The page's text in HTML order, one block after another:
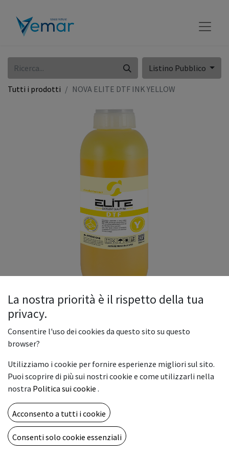
Listino Pubblico
Tutti i prodotti NOVA ELITE DTF INK YELLOW
NOVA ELITE DTF INK YELLOW
L’inchiostro pigmentato a base acqua ELITE-DTF, pensato
sia su capi chiari che su capi scuri.
Una volta fissato produce un’immagine estremamente
resistente e con una lunga durata ai lavaggi.
100,00€
La nostra priorità è il rispetto della tua
privacy.
Consentire l'uso dei cookies da questo sito su questo
browser?
Utilizziamo i cookie per fornire esperienze migliori sul sito.
Puoi scoprire di più sui nostri cookie e come utilizzarli nella
nostra Politica sui cookie .
Acconsento a tutti i cookie
Consenti solo cookie essenziali